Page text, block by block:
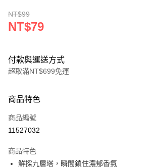
NT$99
NT$79
付款與運送方式
超取滿NT$699免運
信用卡一次付款
運送方式
冷凍-全家取貨不付款
每筆NT$130，滿NT$699(含以上)免運費
商品特色
商品編號
11527032
商品特色
鮮採九層塔，瞬間鎖住濃郁香氣